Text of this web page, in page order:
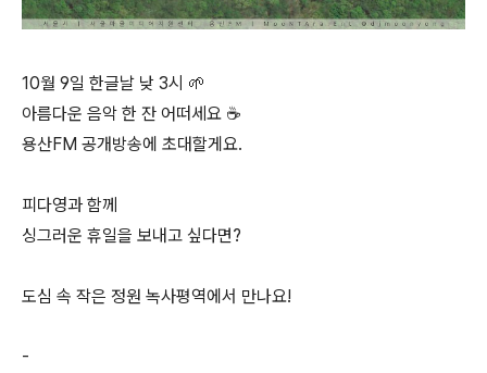
10월 9일 한글날 낮 3시 🌱
아름다운 음악 한 잔 어떠세요 ☕️ ⠀
용산FM 공개방송에 초대할게요.
피다영과 함께
싱그러운 휴일을 보내고 싶다면?
도심 속 작은 정원 녹사평역에서 만나요!
-